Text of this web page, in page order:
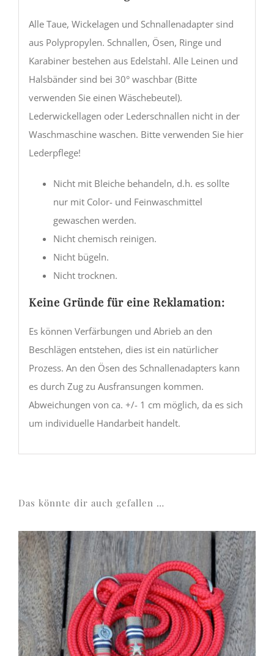
Alle Taue, Wickelagen und Schnallenadapter sind
aus Polypropylen. Schnallen, Ösen, Ringe und
Karabiner bestehen aus Edelstahl. Alle Leinen und
Halsbänder sind bei 30° waschbar (Bitte
verwenden Sie einen Wäschebeutel).
Lederwickellagen oder Lederschnallen nicht in der
Waschmaschine waschen. Bitte verwenden Sie hier
Lederpflege!
Nicht mit Bleiche behandeln, d.h. es sollte
nur mit Color- und Feinwaschmittel
gewaschen werden.
Nicht chemisch reinigen.
Nicht bügeln.
Nicht trocknen.
Keine Gründe für eine Reklamation:
Es können Verfärbungen und Abrieb an den
Beschlägen entstehen, dies ist ein natürlicher
Prozess. An den Ösen des Schnallenadapters kann
es durch Zug zu Ausfransungen kommen.
Abweichungen von ca. +/- 1 cm möglich, da es sich
um individuelle Handarbeit handelt.
Das könnte dir auch gefallen …